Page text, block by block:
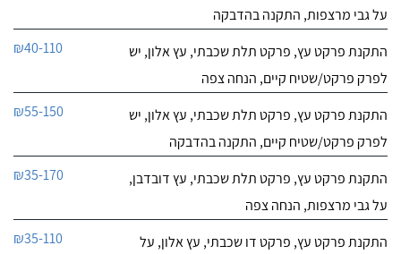
על גבי מרצפות, התקנה בהדבקה
התקנת פרקט עץ, פרקט תלת שכבתי, עץ אלון, יש
לפרק פרקט/שטיח קיים, הנחה צפה
₪40-110
התקנת פרקט עץ, פרקט תלת שכבתי, עץ אלון, יש
לפרק פרקט/שטיח קיים, התקנה בהדבקה
₪55-150
התקנת פרקט עץ, פרקט תלת שכבתי, עץ דובדבן,
על גבי מרצפות, הנחה צפה
₪35-170
התקנת פרקט עץ, פרקט דו שכבתי, עץ אלון, על
₪35-110